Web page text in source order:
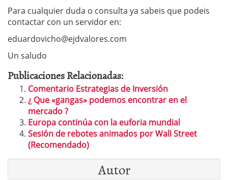
Para cualquier duda o consulta ya sabeis que podeis
contactar con un servidor en:
eduardovicho@ejdvalores.com
Un saludo
Publicaciones Relacionadas:
Comentario Estrategias de Inversión
¿ Que «gangas» podemos encontrar en el
mercado ?
Europa continúa con la euforia mundial
Sesión de rebotes animados por Wall Street
(Recomendado)
Autor